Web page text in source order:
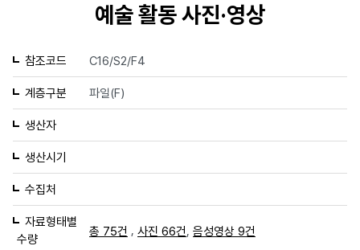
예술 활동 사진·영상
참조코드 C16/S2/F4
계층구분 파일(F)
생산자
생산시기
수집처
자료형태별
수량
총 75건 , 사진 66건 음성영상 9건